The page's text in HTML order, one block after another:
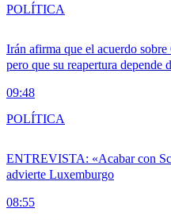
Irán afirma que el acuerdo
pero que su reapertura depende
09:48
POLÍTICA
ENTREVISTA: «Acabar con
advierte Luxemburgo
08:55
POLÍTICA